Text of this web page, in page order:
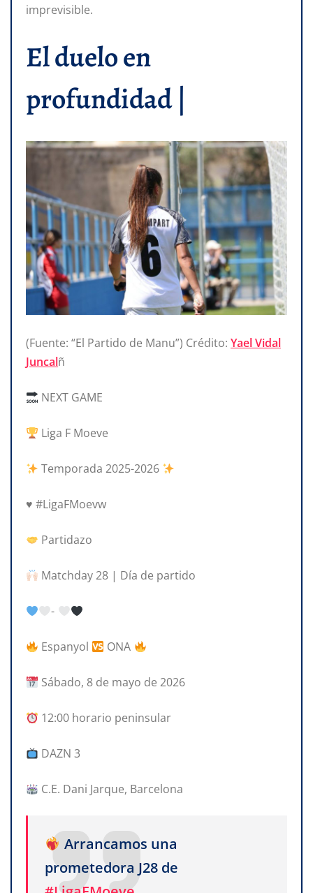
imprevisible.
El duelo en
profundidad |
(Fuente: “El Partido de Manu”) Crédito: Yael Vidal
Juncalñ
NEXT GAME
Liga F Moeve
Temporada 2025-2026
♥️ #LigaFMoevw
Partidazo
Matchday 28 | Día de partido
-
Espanyol ONA
Sábado, 8 de mayo de 2026
12:00 horario peninsular
DAZN 3
C.E. Dani Jarque, Barcelona
Arrancamos una
prometedora J28 de